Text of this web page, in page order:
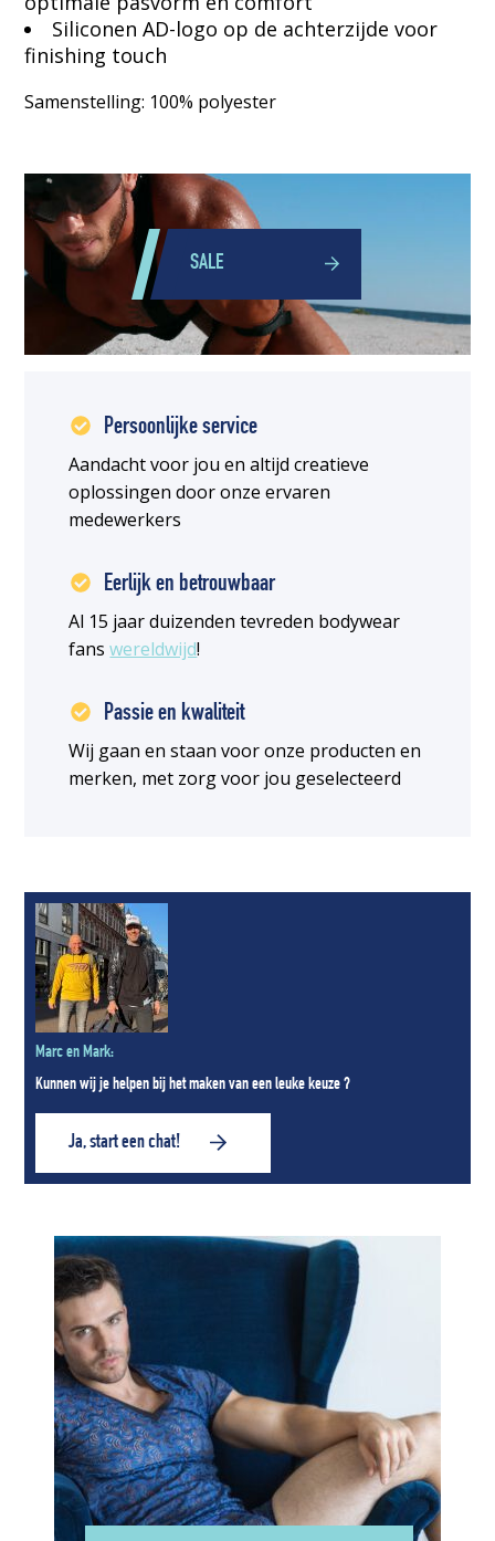
Siliconen AD-logo op de achterzijde voor
finishing touch
Samenstelling: 100% polyester
SALE
Persoonlijke service
Aandacht voor jou en altijd creatieve
oplossingen door onze ervaren
medewerkers
Eerlijk en betrouwbaar
Al 15 jaar duizenden tevreden bodywear
fanswereldwijd!
Passie en kwaliteit
Wij gaan en staan voor onze producten en
merken, met zorg voor jou geselecteerd
Marc en Mark:
Kunnen wij je helpen bij het maken van een leuke keuze ?
Ja, start een chat!